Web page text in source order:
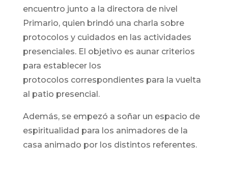
encuentro junto a la directora de nivel
Primario, quien brindó una charla sobre
protocolos y cuidados en las actividades
presenciales. El objetivo es aunar criterios
para establecer los
protocolos correspondientes para la vuelta
al patio presencial.
Además, se empezó a soñar un espacio de
espiritualidad para los animadores de la
casa animado por los distintos referentes.